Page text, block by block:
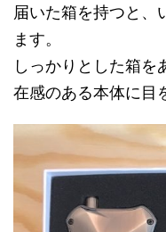
届いた箱を持つと、
ます。
しっかりとした箱を
在感のある本体に目